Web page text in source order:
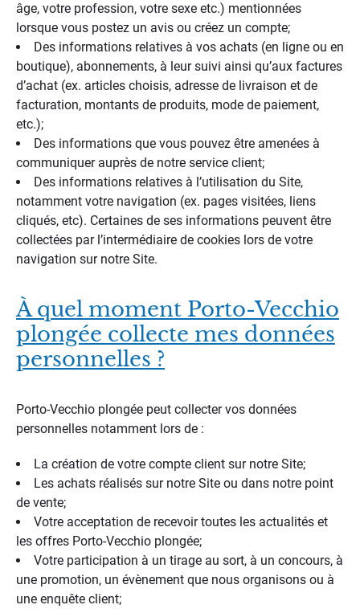
âge, votre profession, votre sexe etc.) mentionnées
lorsque vous postez un avis ou créez un compte;
Des informations relatives à vos achats (en ligne ou en
boutique), abonnements, à leur suivi ainsi qu’aux factures
d’achat (ex. articles choisis, adresse de livraison et de
facturation, montants de produits, mode de paiement,
etc.);
Des informations que vous pouvez être amenées à
communiquer auprès de notre service client;
Des informations relatives à l’utilisation du Site,
notamment votre navigation (ex. pages visitées, liens
cliqués, etc). Certaines de ses informations peuvent être
collectées par l’intermédiaire de cookies lors de votre
navigation sur notre Site.
À quel moment Porto-Vecchio
plongée collecte mes données
personnelles ?
Porto-Vecchio plongée peut collecter vos données
personnelles notamment lors de :
La création de votre compte client sur notre Site;
Les achats réalisés sur notre Site ou dans notre point
de vente;
Votre acceptation de recevoir toutes les actualités et
les offres Porto-Vecchio plongée;
Votre participation à un tirage au sort, à un concours, à
une promotion, un évènement que nous organisons ou à
une enquête client;